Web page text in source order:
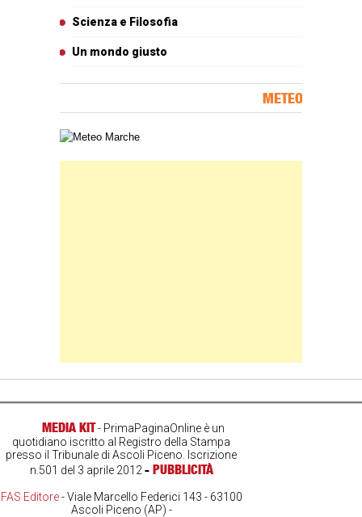
Scienza e Filosofia
Un mondo giusto
METEO
Carta meteorologica delle Marche
MEDIA KIT- PrimaPaginaOnline è un
quotidiano iscritto al Registro della Stampa
presso il Tribunale di Ascoli Piceno. Iscrizione
n.501 del 3 aprile 2012- PUBBLICITÀ
FAS Editore- Viale Marcello Federici 143 - 63100
Ascoli Piceno (AP) -